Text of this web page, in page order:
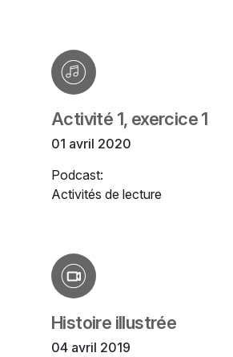
Activité 1, exercice 1
01 avril 2020
Podcast:
Activités de lecture
Histoire illustrée
04 avril 2019